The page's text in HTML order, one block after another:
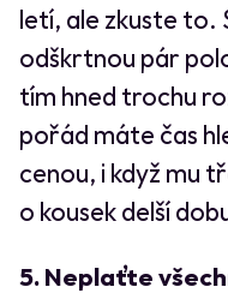
letí, ale zkuste to.
odškrtnou pár
tím hned trochu
pořád máte čas
cenou, i když mu
o kousek delší
5. Neplaťte